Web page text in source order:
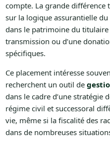
compte. La grande différence
sur la logique assurantielle
dans le patrimoine du titulaire
transmission ou d’une
spécifiques.
Ce placement intéresse
recherchent un outil de
dans le cadre d’une stratégie
régime civil et successoral
vie, même si la fiscalité des
dans de nombreuses